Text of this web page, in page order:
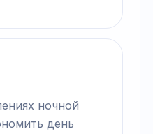
ночной
день